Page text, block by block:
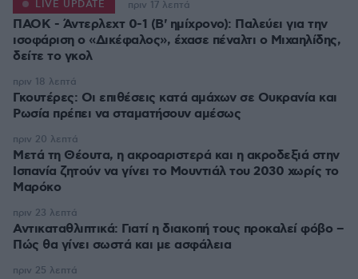
ΠΑΟΚ - Άντερλεχτ 0-1 (Β' ημίχρονο): Παλεύει για την
ισοφάριση ο «Δικέφαλος», έχασε πέναλτι ο Μιχαηλίδης,
LIVE UPDATE πριν 17 λεπτά
Γκουτέρες: Οι επιθέσεις κατά αμάχων σε Ουκρανία και
Ρωσία πρέπει να σταματήσουν αμέσως
πριν 18 λεπτά
Μετά τη Θέουτα, η ακροαριστερά και η ακροδεξιά στην
Ισπανία ζητούν να γίνει το Μουντιάλ του 2030 χωρίς το
Μαρόκο
πριν 20 λεπτά
Αντικαταθλιπτικά: Γιατί η διακοπή τους προκαλεί φόβο –
Πώς θα γίνει σωστά και με ασφάλεια
πριν 23 λεπτά
πριν 25 λεπτά